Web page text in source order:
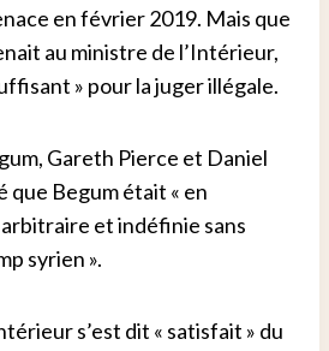
en février 2019. Mais que
au ministre de l’Intérieur,
» pour la juger illégale.
Gareth Pierce et Daniel
que Begum était « en
et indéfinie sans
syrien ».
s’est dit « satisfait » du